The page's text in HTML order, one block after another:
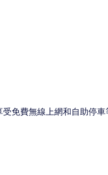
免費無線上網和自助停車